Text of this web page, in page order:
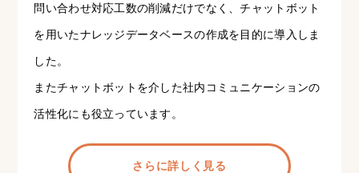
問い合わせ対応工数の削減だけでなく、チャットボット
を用いたナレッジデータベースの作成を目的に導入しま
した。
またチャットボットを介した社内コミュニケーションの
活性化にも役立っています。
さらに詳しく見る